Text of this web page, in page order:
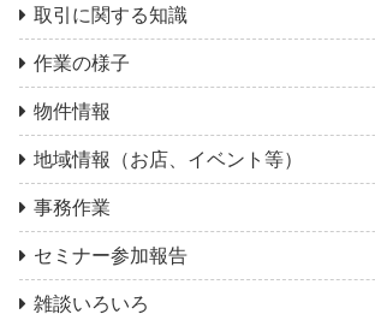
取引に関する知識
作業の様子
物件情報
地域情報（お店、イベント等）
事務作業
セミナー参加報告
雑談いろいろ